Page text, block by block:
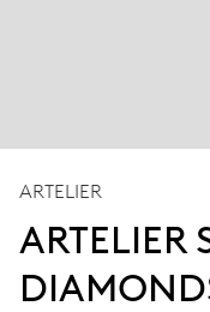
ARTELIER
ARTELIER